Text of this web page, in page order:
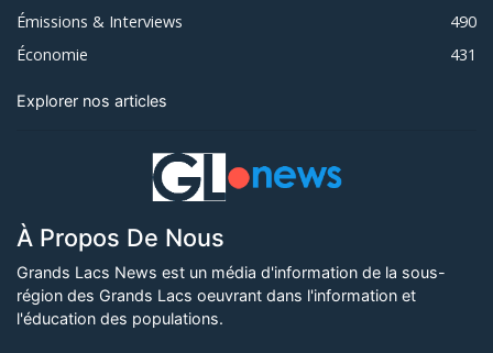
Émissions & Interviews
490
Économie
431
Explorer nos articles
À Propos De Nous
Grands Lacs News est un média d'information de la sous-
région des Grands Lacs oeuvrant dans l'information et
l'éducation des populations.